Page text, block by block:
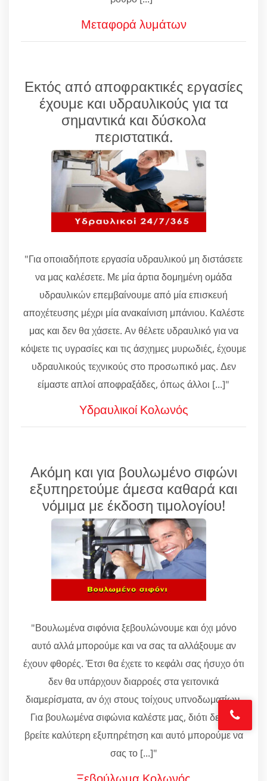
Μεταφορά λυμάτων
Εκτός από αποφρακτικές εργασίες
έχουμε και υδραυλικούς για τα
σημαντικά και δύσκολα
περιστατικά.
"Για οποιαδήποτε εργασία υδραυλικού μη διστάσετε
να μας καλέσετε. Με μία άρτια δομημένη ομάδα
υδραυλικών επεμβαίνουμε από μία επισκευή
αποχέτευσης μέχρι μία ανακαίνιση μπάνιου. Καλέστε
μας και δεν θα χάσετε. Αν θέλετε υδραυλικό για να
κόψετε τις υγρασίες και τις άσχημες μυρωδιές, έχουμε
υδραυλικούς τεχνικούς στο προσωπικό μας. Δεν
είμαστε απλοί αποφραξάδες, όπως άλλοι [...]"
Υδραυλικοί Κολωνός
Ακόμη και για βουλωμένο σιφώνι
εξυπηρετούμε άμεσα καθαρά και
νόμιμα με έκδοση τιμολογίου!
"Βουλωμένα σιφόνια ξεβουλώνουμε και όχι μόνο
αυτό αλλά μπορούμε και να σας τα αλλάξουμε αν
έχουν φθορές. Έτσι θα έχετε το κεφάλι σας ήσυχο ότι
δεν θα υπάρχουν διαρροές στα γειτονικά
διαμερίσματα, αν όχι στους τοίχους υπνοδωματίων.
Για βουλωμένα σιφώνια καλέστε μας, διότι δεν θα
βρείτε καλύτερη εξυπηρέτηση και αυτό μπορούμε να
σας το [...]"